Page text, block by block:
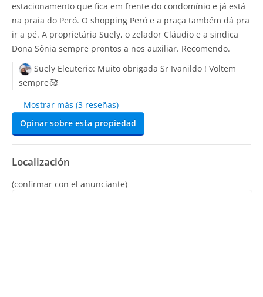
estacionamento que fica em frente do condomínio e já está
na praia do Peró. O shopping Peró e a praça também dá pra
ir a pé. A proprietária Suely, o zelador Cláudio e a sindica
Dona Sônia sempre prontos a nos auxiliar. Recomendo.
Suely Eleuterio: Muito obrigada Sr Ivanildo ! Voltem
sempre🥰
Mostrar más (3 reseñas)
Opinar sobre esta propiedad
Localización
(confirmar con el anunciante)